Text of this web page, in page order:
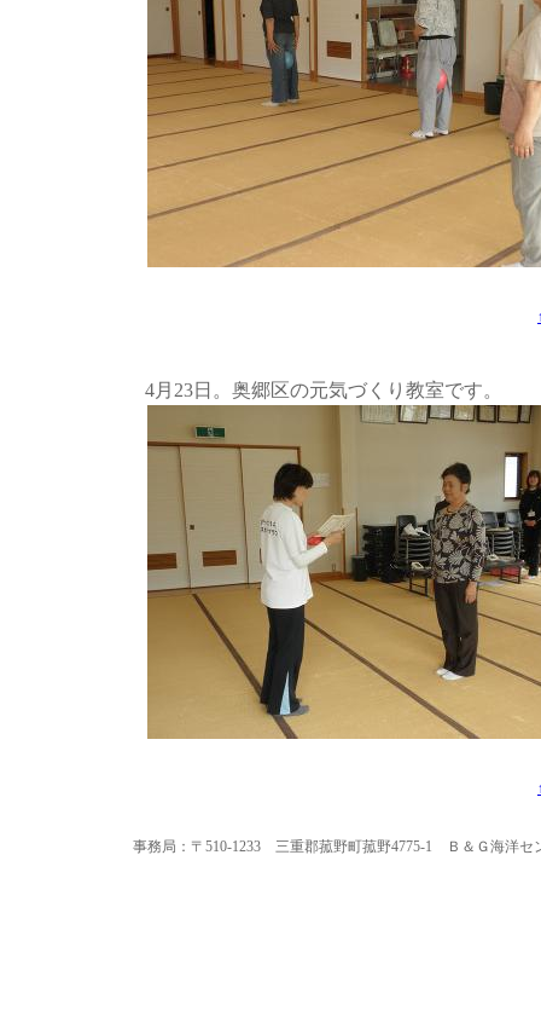
4月23日。奥郷区の元気づくり教室です。
事務局：〒510-1233 三重郡菰野町菰野4775-1 Ｂ＆Ｇ海洋セ